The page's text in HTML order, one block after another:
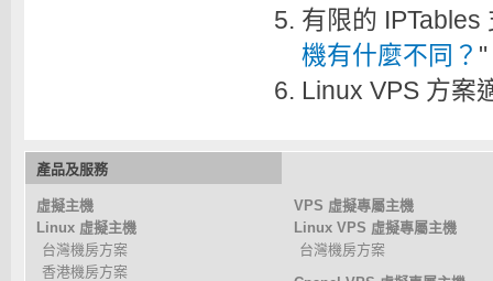
有限的 IPTables
機有什麼不同？
Linux VPS 方案
產品及服務
虛擬主機
Linux 虛擬主機
台灣機房方案
香港機房方案
VPS 虛擬專屬主機
Linux VPS 虛擬專屬主機
台灣機房方案